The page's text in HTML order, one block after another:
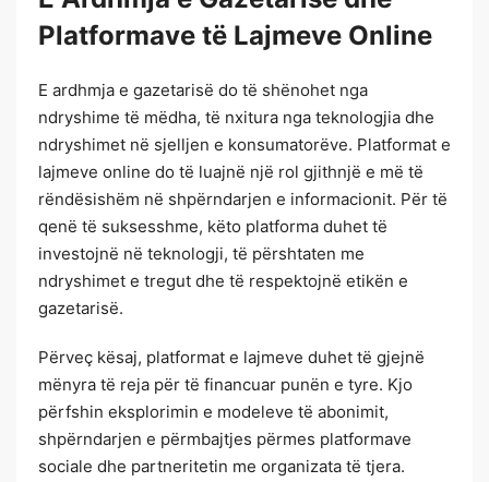
Platformave të Lajmeve Online
E ardhmja e gazetarisë do të shënohet nga
ndryshime të mëdha, të nxitura nga teknologjia dhe
ndryshimet në sjelljen e konsumatorëve. Platformat e
lajmeve online do të luajnë një rol gjithnjë e më të
rëndësishëm në shpërndarjen e informacionit. Për të
qenë të suksesshme, këto platforma duhet të
investojnë në teknologji, të përshtaten me
ndryshimet e tregut dhe të respektojnë etikën e
gazetarisë.
Përveç kësaj, platformat e lajmeve duhet të gjejnë
mënyra të reja për të financuar punën e tyre. Kjo
përfshin eksplorimin e modeleve të abonimit,
shpërndarjen e përmbajtjes përmes platformave
sociale dhe partneritetin me organizata të tjera.